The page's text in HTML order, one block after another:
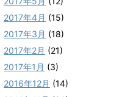
2017年4月 (15)
2017年3月 (18)
2017年2月 (21)
2017年1月 (3)
2016年12月 (14)